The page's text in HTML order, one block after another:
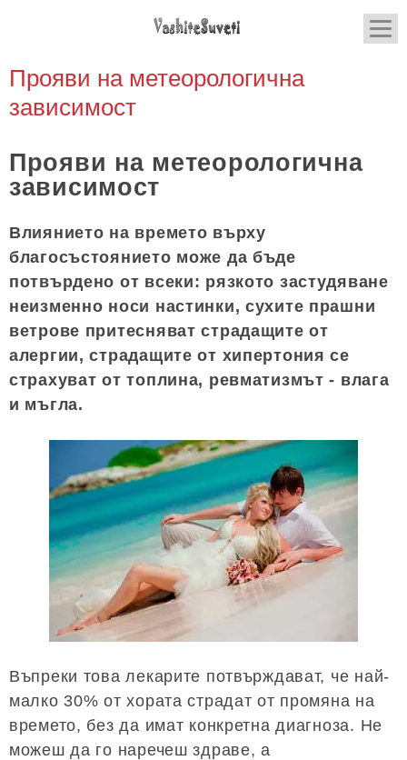
Прояви на метеорологична
зависимост
Прояви на метеорологична
зависимост
Влиянието на времето върху
благосъстоянието може да бъде
потвърдено от всеки: рязкото застудяване
неизменно носи настинки, сухите прашни
ветрове притесняват страдащите от
алергии, страдащите от хипертония се
страхуват от топлина, ревматизмът - влага
и мъгла.
Въпреки това лекарите потвърждават, че най-
малко 30% от хората страдат от промяна на
времето, без да имат конкретна диагноза. Не
можеш да го наречеш здраве, а